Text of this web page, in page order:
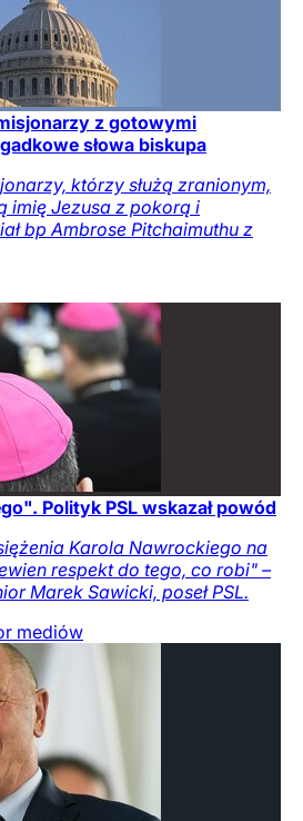
z gotowymi
słowa biskupa
którzy służą zranionym,
imię Jezusa z pokorą i
bp Ambrose Pitchaimuthu z
Polityk PSL wskazał powód
Karola Nawrockiego na
respekt do tego, co robi" –
Marek Sawicki, poseł PSL.
mediów